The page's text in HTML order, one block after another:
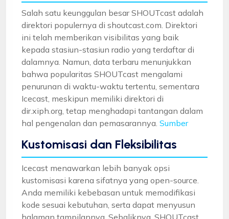
Salah satu keunggulan besar SHOUTcast adalah
direktori populernya di shoutcast.com. Direktori
ini telah memberikan visibilitas yang baik
kepada stasiun-stasiun radio yang terdaftar di
dalamnya. Namun, data terbaru menunjukkan
bahwa popularitas SHOUTcast mengalami
penurunan di waktu-waktu tertentu, sementara
Icecast, meskipun memiliki direktori di
dir.xiph.org, tetap menghadapi tantangan dalam
hal pengenalan dan pemasarannya. Sumber
Kustomisasi dan Fleksibilitas
Icecast menawarkan lebih banyak opsi
kustomisasi karena sifatnya yang open-source.
Anda memiliki kebebasan untuk memodifikasi
kode sesuai kebutuhan, serta dapat menyusun
halaman tampilannya. Sebaliknya, SHOUTcast